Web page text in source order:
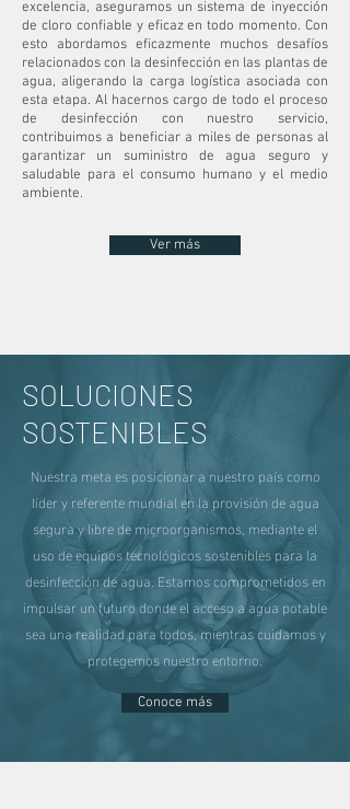
excelencia, aseguramos un sistema de inyección
de cloro confiable y eficaz en todo momento. Con
esto abordamos eficazmente muchos desafíos
relacionados con la desinfección en las plantas de
agua, aligerando la carga logística asociada con
esta etapa. Al hacernos cargo de todo el proceso
de desinfección con nuestro servicio,
contribuimos a beneficiar a miles de personas al
garantizar un suministro de agua seguro y
saludable para el consumo humano y el medio
ambiente.
Ver más
SOLUCIONES
SOSTENIBLES
Nuestra meta es posicionar a nuestro país como
líder y referente mundial en la provisión de agua
segura y libre de microorganismos, mediante el
uso de equipos tecnológicos sostenibles para la
desinfección de agua. Estamos comprometidos en
impulsar un futuro donde el acceso a agua potable
sea una realidad para todos, mientras cuidamos y
protegemos nuestro entorno.
Conoce más